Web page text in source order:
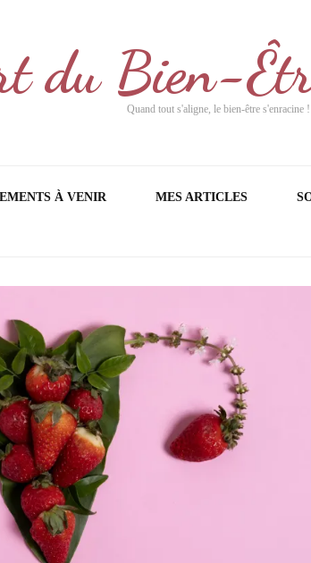
du Bien-
Quand tout s'aligne, le bien-être s'enracine !
À VENIR MES ARTICLES